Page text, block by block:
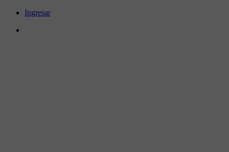
Ingresar